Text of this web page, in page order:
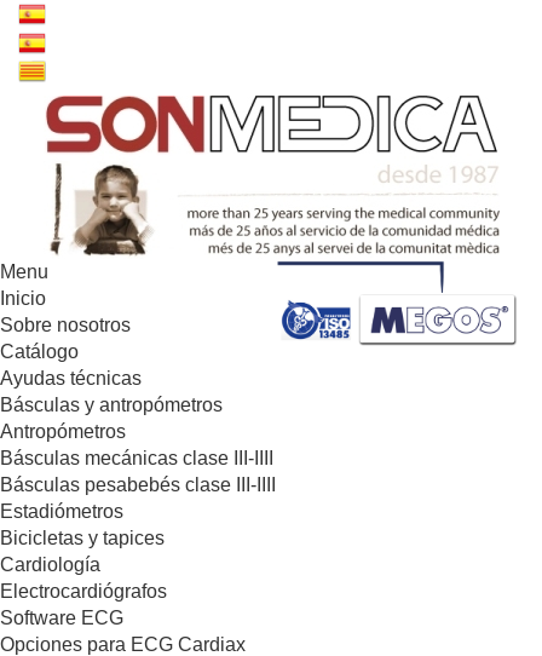
Menu
Inicio
Sobre nosotros
Catálogo
Ayudas técnicas
Básculas y antropómetros
Antropómetros
Básculas mecánicas clase III-IIII
Básculas pesabebés clase III-IIII
Estadiómetros
Bicicletas y tapices
Cardiología
Electrocardiógrafos
Software ECG
Opciones para ECG Cardiax